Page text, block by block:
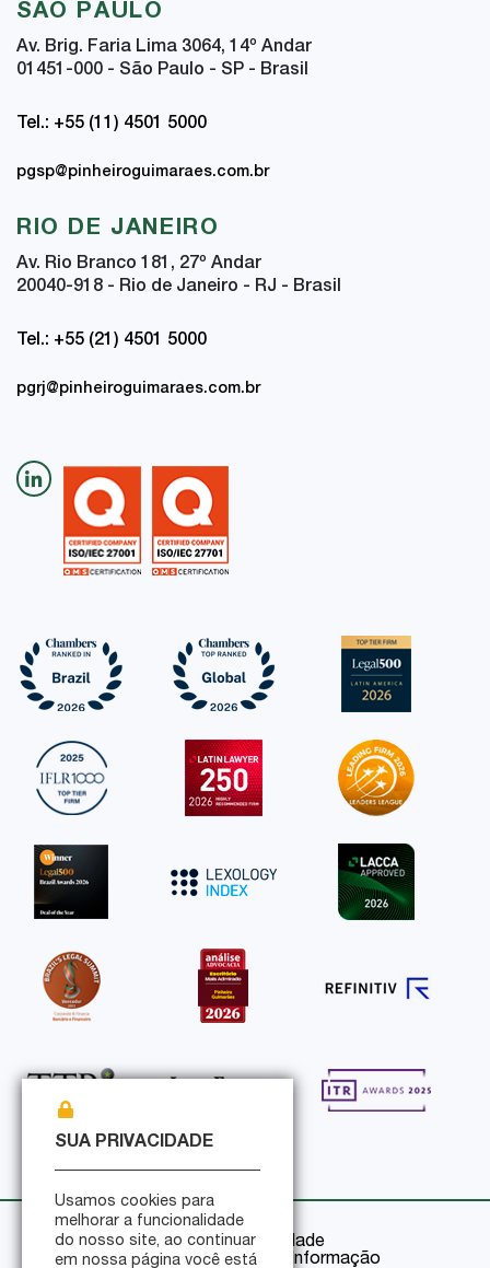
SÃO PAULO
Av. Brig. Faria Lima 3064, 14º Andar
01451-000 - São Paulo - SP - Brasil
Tel.: +55 (11) 4501 5000
pgsp@pinheiroguimaraes.com.br
RIO DE JANEIRO
Av. Rio Branco 181, 27º Andar
20040-918 - Rio de Janeiro - RJ - Brasil
Tel.: +55 (21) 4501 5000
pgrj@pinheiroguimaraes.com.br
Política de Privacidade
Política de Segurança da Informação
SUA PRIVACIDADE
Usamos cookies para
melhorar a funcionalidade
do nosso site, ao continuar
em nossa página você está